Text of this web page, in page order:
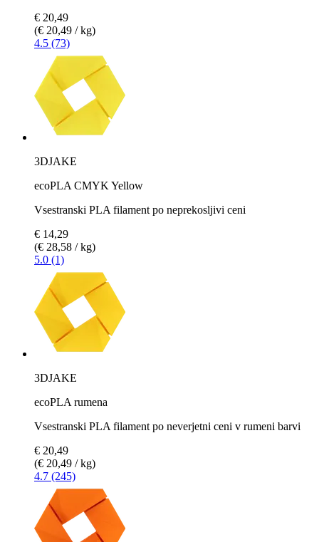
€ 20,49
(€ 20,49 / kg)
4.5 (73)
3DJAKE
ecoPLA CMYK Yellow
Vsestranski PLA filament po neprekosljivi ceni
€ 14,29
(€ 28,58 / kg)
5.0 (1)
3DJAKE
ecoPLA rumena
Vsestranski PLA filament po neverjetni ceni v rumeni barvi
€ 20,49
(€ 20,49 / kg)
4.7 (245)